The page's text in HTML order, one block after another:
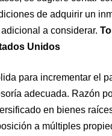
de adquirir un
a considerar.
Unidos
para incrementar el
adecuada. Razón
en bienes
a múltiples